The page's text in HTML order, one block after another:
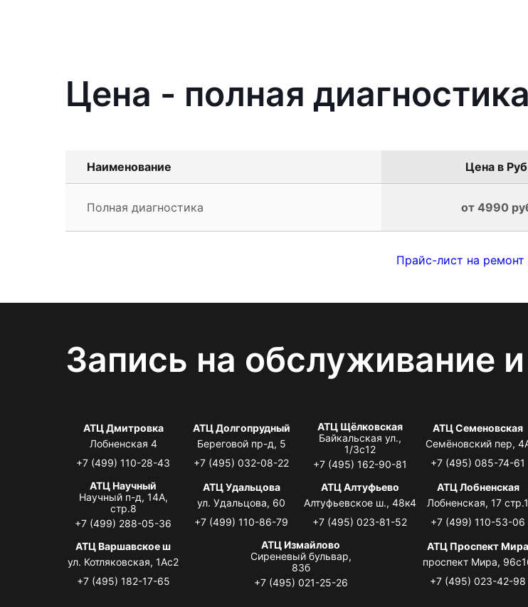
Цена - полная
Наименование Цена в
Полная диагностика от 4990
Прайс-лист на ремонт
Запись на обслуживание
АТЦ Дмитровка
Лобненская 4
+7 (499) 110-28-43
АТЦ Долгопрудный
Береговой пр-д, 5
+7 (495) 032-08-22
АТЦ Щёлковская
Байкальская ул.,
1/3с12
+7 (495) 162-90-81
АТЦ Семеновская
Семёновский пер,
+7 (495) 085-74-61
АТЦ Научный
Научный п-д, 14А,
стр.8
+7 (499) 288-05-36
АТЦ Удальцова
ул. Удальцова, 60
+7 (499) 110-86-79
АТЦ Алтуфьево
Алтуфьевское ш., 48к4
+7 (495) 023-81-52
АТЦ Лобненская
Лобненская, 17 стр.1
+7 (499) 110-53-06
АТЦ Варшавское ш
ул. Котляковская, 1Ас2
+7 (495) 182-17-65
АТЦ Измайлово
Сиреневый бульвар,
83б
+7 (495) 021-25-26
АТЦ Проспект Мира
проспект Мира,
+7 (495) 023-42-98